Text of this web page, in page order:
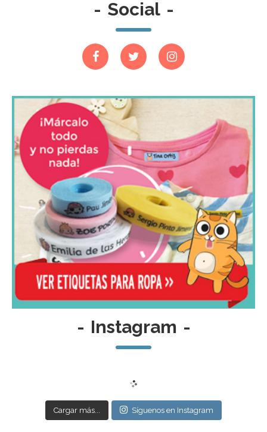
- Social -
- Instagram -
Cargar más... Síguenos en Instagram